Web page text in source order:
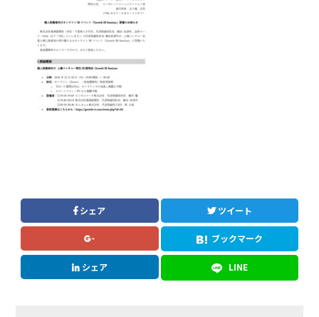
シェア ツイート
ブックマーク
シェア LINE